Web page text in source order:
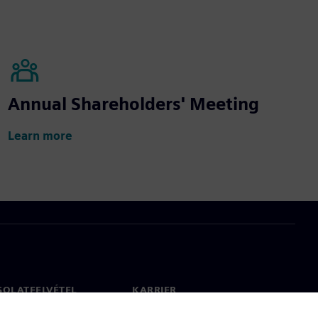
Annual Shareholders' Meeting
Learn more
KARRIER